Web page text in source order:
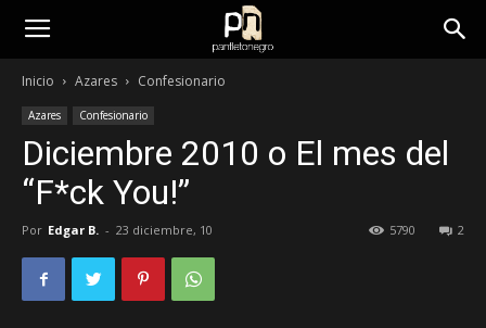
panfletonegro
Inicio Azares Confesionario
Azares Confesionario
Diciembre 2010 o El mes del
“F*ck You!”
Por Edgar B. - 23 diciembre, 10 2
5790